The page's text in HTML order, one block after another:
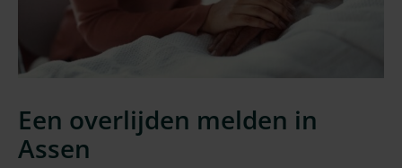
Een overlijden melden in
Assen